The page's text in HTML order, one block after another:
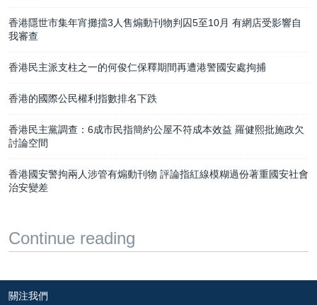
香港隱世市集年宵攤擋3人售煽動刊物判囚5至10月 有網店受影響自
我審查
香港民主派支柱之一的何俊仁保釋期間再遭港警國安處拘捕
香港的國際公民權利指數排名下跌
香港民主黨調查：6成市民指簡約公屋不符成本效益 羅健熙批施政欠
討論空間
香港國安警拘兩人涉管有煽動刊物 評論指紅線模糊過份著重國安社會
治安變差
Continue reading
關注我們